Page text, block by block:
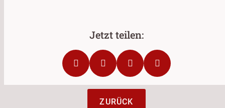
ZURÜCK